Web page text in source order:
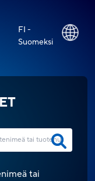
FI -
Suomeksi
tai